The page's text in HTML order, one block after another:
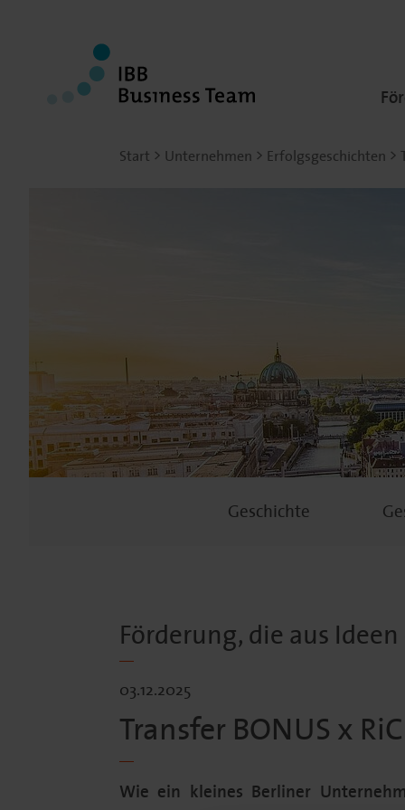
Start Unternehmen Erfolgsgeschichten
Geschichte
Förderung, die aus
03.12.2025
Transfer BONUS x
Wie ein kleines Berliner